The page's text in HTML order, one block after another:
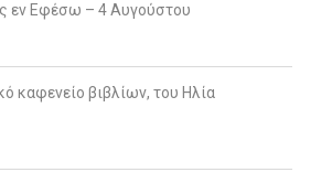
εν Εφέσω – 4 Αυγούστου
καφενείο βιβλίων, του Ηλία